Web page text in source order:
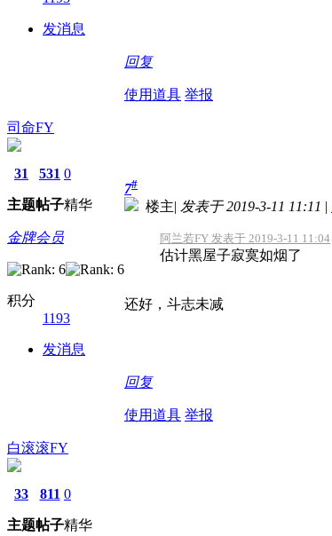
发消息
回复
使用道具 举报
司命FY
31
主题
531
帖子
0
精华
金牌会员
积分
1193
发消息
7#
楼主| 发表于 2019-3-11 11:11 |
阿兰若FY 发表于 2019-3-11 11:04
估计黑屋子寂寞如烟了
还好，斗志未减
回复
使用道具 举报
白滚滚FY
33
主题
811
帖子
0
精华